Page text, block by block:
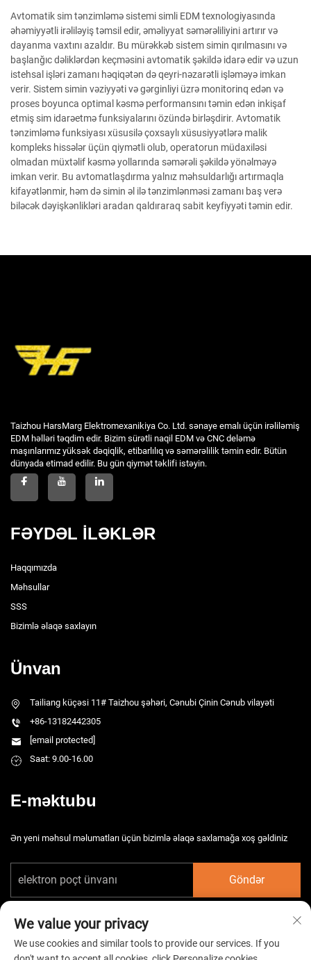
Avtomatik sim tənzimləmə sistemi simli EDM texnologiyasında
əhəmiyyətli irəliləyiş təmsil edir, əməliyyat səmərəliliyini artırır və
dayanma vaxtını azaldır. Bu mürəkkəb sistem simin qırılmasını və
başlanğıc dəliklərdən keçməsini avtomatik şəkildə idarə edir və uzun
istehsal işləri zamanı həqiqətən də qeyri-nəzarətli işləməyə imkan
verir. Sistem simin vəziyyəti və gərginliyi üzrə monitorinq edən və
proses boyunca optimal kəsmə performansını təmin edən inkişaf
etmiş sim idarəetmə funksiyalarını özündə birləşdirir. Avtomatik
tənzimləmə funksiyası xüsusilə çoxsaylı xüsusiyyətlərə malik
kompleks hissələr üçün qiymətli olub, operatorun müdaxiləsi
olmadan müxtəlif kəsmə yollarında səmərəli şəkildə yönəlməyə
imkan verir. Bu avtomatlaşdırma yalnız məhsuldarlığı artırmaqla
kifayətlənmir, həm də simin əl ilə tənzimlənməsi zamanı baş verə
biləcək dəyişkənlikləri aradan qaldıraraq sabit keyfiyyəti təmin edir.
Taizhou HarsMarg Elektromexanikiya Co. Ltd. sənaye emalı üçün irəliləmiş
EDM həlləri təqdim edir. Bizim sürətli naqil EDM və CNC deləmə
maşınlarımız yüksək dəqiqlik, etibarlılıq və səmərəlilik təmin edir. Bütün
dünyada etimad edilir. Bu gün qiymət təklifi istəyin.
FƏYDƏL İLƏKLƏR
Haqqımızda
Məhsullar
SSS
Bizimlə əlaqə saxlayın
Ünvan
Tailiang küçəsi 11# Taizhou şəhəri, Cənubi Çinin Cənub vilayəti
+86-13182442305
[email protected]
Saat: 9.00-16.00
E-məktubu
Ən yeni məhsul məlumatları üçün bizimlə əlaqə saxlamağa xoş gəldiniz
Göndər
We value your privacy
We use cookies and similar tools to provide our services. If you